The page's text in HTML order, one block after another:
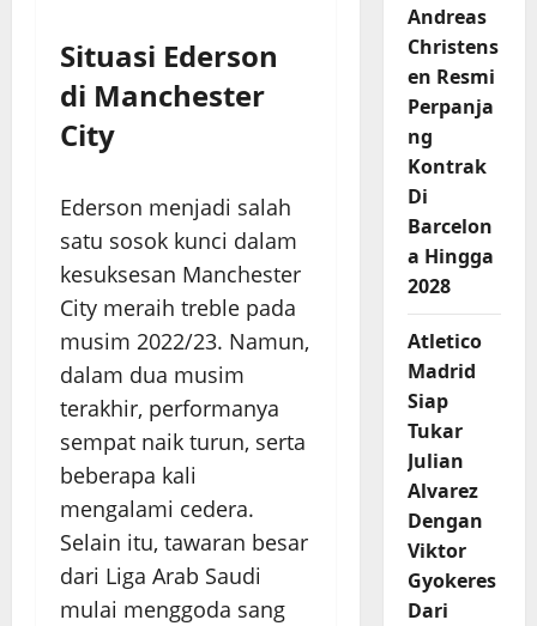
Situasi Ederson
di Manchester
City
Ederson menjadi salah
satu sosok kunci dalam
kesuksesan Manchester
City meraih treble pada
musim 2022/23. Namun,
dalam dua musim
terakhir, performanya
sempat naik turun, serta
beberapa kali
mengalami cedera.
Selain itu, tawaran besar
dari Liga Arab Saudi
mulai menggoda sang
Andreas
Christens
en Resmi
Perpanja
ng
Kontrak
Di
Barcelon
a Hingga
2028
Atletico
Madrid
Siap
Tukar
Julian
Alvarez
Dengan
Viktor
Gyokeres
Dari